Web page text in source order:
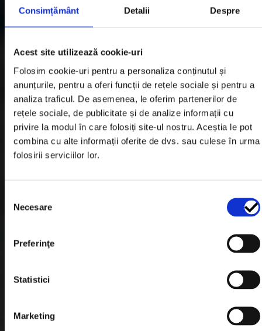
Consimțământ Detalii Despre
Acest site utilizează cookie-uri
Folosim cookie-uri pentru a personaliza conținutul și
anunțurile, pentru a oferi funcții de rețele sociale și pentru a
analiza traficul. De asemenea, le oferim partenerilor de
rețele sociale, de publicitate și de analize informații cu
privire la modul în care folosiți site-ul nostru. Aceștia le pot
combina cu alte informații oferite de dvs. sau culese în urma
folosirii serviciilor lor.
consimțământului
Necesare
Preferinţe
Statistici
Marketing
DIFERENȚIALE BLOCABILE
Informatii utile
Informatii Livrare
Garantie si Retur
Termeni & Conditii
Politica de Confidentialitate
Link-uri rapide